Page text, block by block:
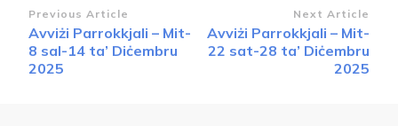
Post
Navigation
Previous Article
Avviżi Parrokkjali – Mit-
8 sal-14 ta’ Diċembru
2025
Next Article
Avviżi Parrokkjali – Mit-
22 sat-28 ta’ Diċembru
2025